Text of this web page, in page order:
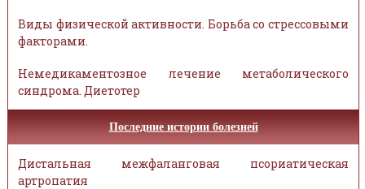
Виды физической активности. Борьба со стрессовыми
факторами.
Немедикаментозное лечение метаболического
синдрома. Диетотер
Последние истории болезней
Дистальная межфаланговая псориатическая
артропатия